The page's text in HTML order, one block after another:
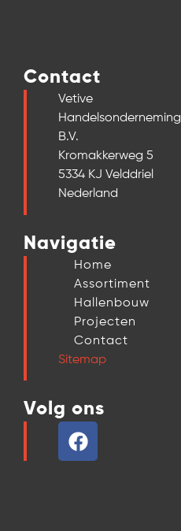
Contact
Vetive
Handelsonderneming
B.V.
Kromakkerweg 5
5334 KJ Velddriel
Nederland
Navigatie
Home
Assortiment
Hallenbouw
Projecten
Contact
Sitemap
Volg ons